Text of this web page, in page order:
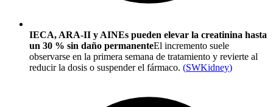
IECA, ARA-II y AINEs pueden elevar la creatinina hasta
un 30 % sin daño permanenteEl incremento suele
observarse en la primera semana de tratamiento y revierte al
reducir la dosis o suspender el fármaco. (SWKidney)